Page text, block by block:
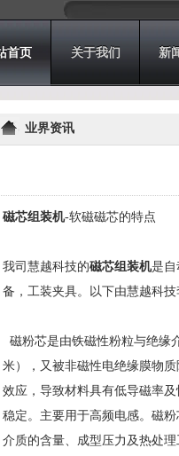
首页 关于我们 新
业界资讯
磁芯组装机-软磁磁芯的特点
我司慧越科技的磁芯组装机是自
备，工装夹具。以下由慧越科
磁粉芯是由铁磁性粉粒与绝缘
米），又被非磁性电绝缘膜物
效应，导致材料具有低导磁率
稳定。主要用于高频电感。磁
介质的含量、成型压力及热处